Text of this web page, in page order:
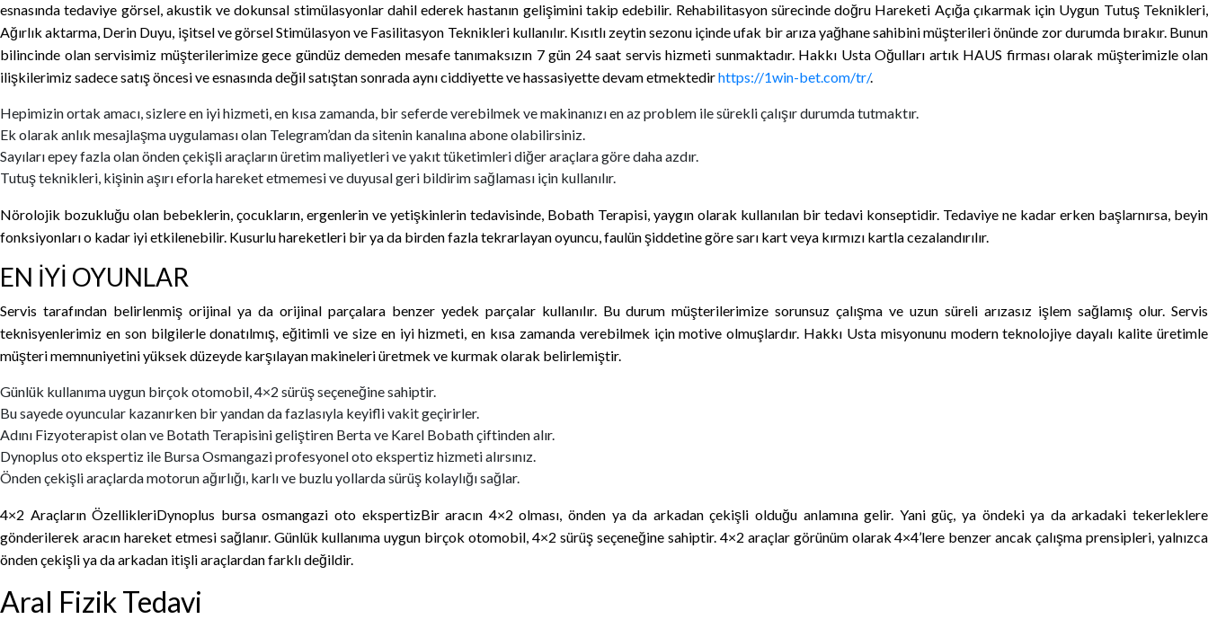
esnasında tedaviye görsel, akustik ve dokunsal stimülasyonlar dahil ederek hastanın gelişimini takip edebilir. Rehabilitasyon sürecinde doğru Hareketi Açığa çıkarmak için Uygun Tutuş Teknikleri,
Ağırlık aktarma, Derin Duyu, işitsel ve görsel Stimülasyon ve Fasilitasyon Teknikleri kullanılır. Kısıtlı zeytin sezonu içinde ufak bir arıza yağhane sahibini müşterileri önünde zor durumda bırakır. Bunun
bilincinde olan servisimiz müşterilerimize gece gündüz demeden mesafe tanımaksızın 7 gün 24 saat servis hizmeti sunmaktadır. Hakkı Usta Oğulları artık HAUS firması olarak müşterimizle olan
ilişkilerimiz sadece satış öncesi ve esnasında değil satıştan sonrada aynı ciddiyette ve hassasiyette devam etmektedirhttps://1win-bet.com/tr/.
Hepimizin ortak amacı, sizlere en iyi hizmeti, en kısa zamanda, bir seferde verebilmek ve makinanızı en az problem ile sürekli çalışır durumda tutmaktır.
Ek olarak anlık mesajlaşma uygulaması olan Telegram’dan da sitenin kanalına abone olabilirsiniz.
Sayıları epey fazla olan önden çekişli araçların üretim maliyetleri ve yakıt tüketimleri diğer araçlara göre daha azdır.
Tutuş teknikleri, kişinin aşırı eforla hareket etmemesi ve duyusal geri bildirim sağlaması için kullanılır.
Nörolojik bozukluğu olan bebeklerin, çocukların, ergenlerin ve yetişkinlerin tedavisinde, Bobath Terapisi, yaygın olarak kullanılan bir tedavi konseptidir. Tedaviye ne kadar erken başlarnırsa, beyin
fonksiyonları o kadar iyi etkilenebilir. Kusurlu hareketleri bir ya da birden fazla tekrarlayan oyuncu, faulün şiddetine göre sarı kart veya kırmızı kartla cezalandırılır.
EN İYİ OYUNLAR
Servis tarafından belirlenmiş orijinal ya da orijinal parçalara benzer yedek parçalar kullanılır. Bu durum müşterilerimize sorunsuz çalışma ve uzun süreli arızasız işlem sağlamış olur. Servis
teknisyenlerimiz en son bilgilerle donatılmış, eğitimli ve size en iyi hizmeti, en kısa zamanda verebilmek için motive olmuşlardır. Hakkı Usta misyonunu modern teknolojiye dayalı kalite üretimle
müşteri memnuniyetini yüksek düzeyde karşılayan makineleri üretmek ve kurmak olarak belirlemiştir.
Günlük kullanıma uygun birçok otomobil, 4×2 sürüş seçeneğine sahiptir.
Bu sayede oyuncular kazanırken bir yandan da fazlasıyla keyifli vakit geçirirler.
Adını Fizyoterapist olan ve Botath Terapisini geliştiren Berta ve Karel Bobath çiftinden alır.
Dynoplus oto ekspertiz ile Bursa Osmangazi profesyonel oto ekspertiz hizmeti alırsınız.
Önden çekişli araçlarda motorun ağırlığı, karlı ve buzlu yollarda sürüş kolaylığı sağlar.
4×2 Araçların ÖzellikleriDynoplus bursa osmangazi oto ekspertizBir aracın 4×2 olması, önden ya da arkadan çekişli olduğu anlamına gelir. Yani güç, ya öndeki ya da arkadaki tekerleklere
gönderilerek aracın hareket etmesi sağlanır. Günlük kullanıma uygun birçok otomobil, 4×2 sürüş seçeneğine sahiptir. 4×2 araçlar görünüm olarak 4×4’lere benzer ancak çalışma prensipleri, yalnızca
önden çekişli ya da arkadan itişli araçlardan farklı değildir.
Aral Fizik Tedavi